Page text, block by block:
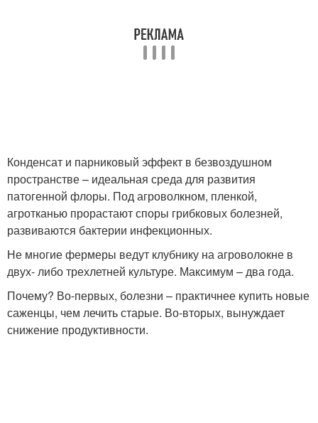
Конденсат и парниковый эффект в безвоздушном
пространстве – идеальная среда для развития
патогенной флоры. Под агроволкном, пленкой,
агротканью прорастают споры грибковых болезней,
развиваются бактерии инфекционных.
Не многие фермеры ведут клубнику на агроволокне в
двух- либо трехлетней культуре. Максимум – два года.
Почему? Во-первых, болезни – практичнее купить новые
саженцы, чем лечить старые. Во-вторых, вынуждает
снижение продуктивности.